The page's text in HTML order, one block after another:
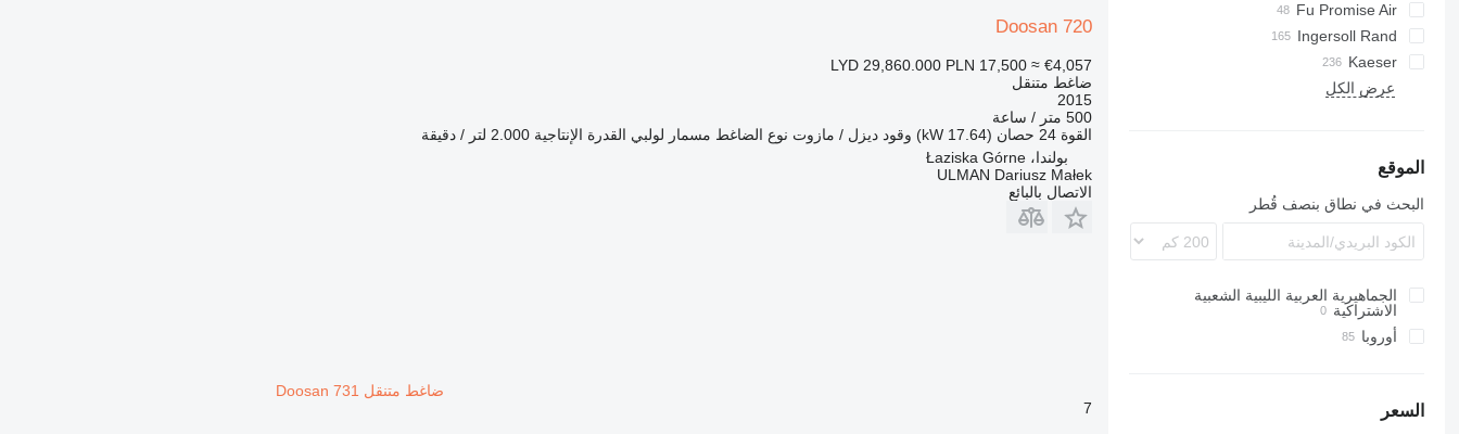
GA
LF
LT
QAX
XRHS
XRVS
DLT
DS
H-series
B-series
G-series
Fu Promise Air
Citymaster
MC
Ingersoll Rand
G-series
P-series
Kaeser
AS
D-series
MIC
MAK
MDVN
W-series
38K
900
عرض الكل
الموقع
البحث في نطاق بنصف قُطر
الجماهيرية العربية الليبية الشعبية
الاشتراكية
أوروبا
السعر
Doosan 720
LYD 29,860.000 PLN 17,500 ≈ €4,057
ضاغط متنقل
2015
500 متر / ساعة
القوة 24 حصان (17.64 kW) وقود ديزل / مازوت نوع الضاغط مسمار لولبي القدرة الإنتاجية 2.000 لتر / دقيقة
بولندا، Łaziska Górne
ULMAN Dariusz Małek
الاتصال بالبائع
ضاغط متنقل Doosan 731
7